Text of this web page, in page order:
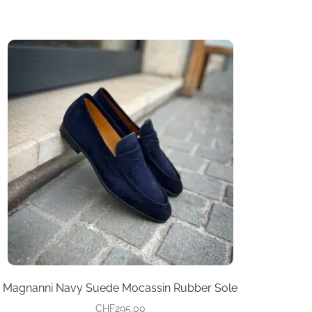
Magnanni Navy Suede Mocassin Rubber Sole
CHF295.00
Dieses
mehrere
Varianten
auf.
Die
Optionen
können
auf
der
Produktseite
gewählt
werden